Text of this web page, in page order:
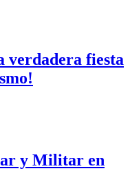
verdadera fiesta
y Militar en